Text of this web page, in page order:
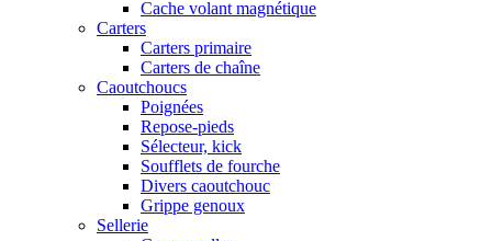
Cache volant magnétique
Carters
Carters primaire
Carters de chaîne
Caoutchoucs
Poignées
Repose-pieds
Sélecteur, kick
Soufflets de fourche
Divers caoutchouc
Grippe genoux
Sellerie